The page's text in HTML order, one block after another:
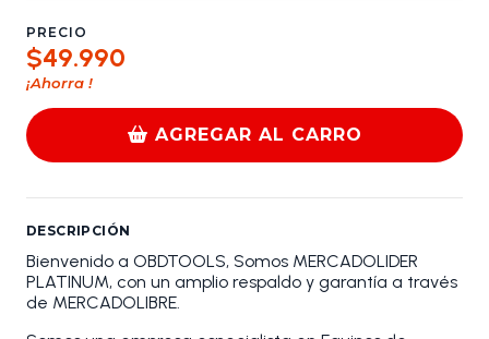
PRECIO
$49.990
¡Ahorra !
AGREGAR AL CARRO
DESCRIPCIÓN
Bienvenido a OBDTOOLS, Somos MERCADOLIDER
PLATINUM, con un amplio respaldo y garantía a través
de MERCADOLIBRE.